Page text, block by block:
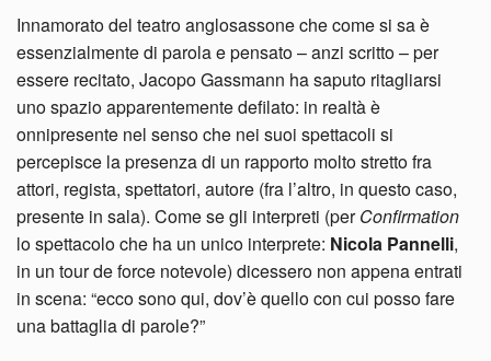
Innamorato del teatro anglosassone che come si sa è
essenzialmente di parola e pensato – anzi scritto – per
essere recitato, Jacopo Gassmann ha saputo ritagliarsi
uno spazio apparentemente defilato: in realtà è
onnipresente nel senso che nei suoi spettacoli si
percepisce la presenza di un rapporto molto stretto fra
attori, regista, spettatori, autore (fra l’altro, in questo caso,
presente in sala). Come se gli interpreti (perConfirmation
lo spettacolo che ha un unico interprete: Nicola Pannelli,
in un tour de force notevole) dicessero non appena entrati
in scena: “ecco sono qui, dov’è quello con cui posso fare
una battaglia di parole?”